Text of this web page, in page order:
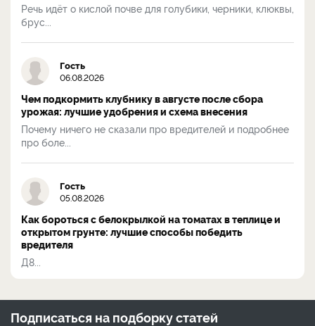
Речь идёт о кислой почве для голубики, черники, клюквы,
брус...
Гость
06.08.2026
Чем подкормить клубнику в августе после сбора
урожая: лучшие удобрения и схема внесения
Почему ничего не сказали про вредителей и подробнее
про боле...
Гость
05.08.2026
Как бороться с белокрылкой на томатах в теплице и
открытом грунте: лучшие способы победить
вредителя
Д8...
Подписаться на подборку статей